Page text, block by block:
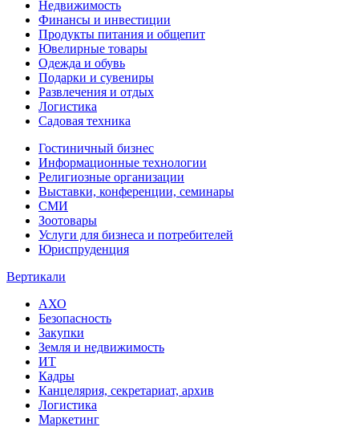
Недвижимость
Финансы и инвестиции
Продукты питания и общепит
Ювелирные товары
Одежда и обувь
Подарки и сувениры
Развлечения и отдых
Логистика
Садовая техника
Гостиничный бизнес
Информационные технологии
Религиозные организации
Выставки, конференции, семинары
СМИ
Зоотовары
Услуги для бизнеса и потребителей
Юриспруденция
Вертикали
АХО
Безопасность
Закупки
Земля и недвижимость
ИТ
Кадры
Канцелярия, секретариат, архив
Логистика
Маркетинг